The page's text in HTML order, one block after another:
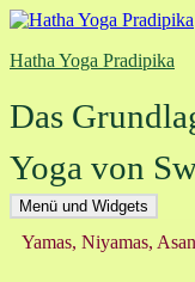
Zum
springen
Hatha Yoga Pradipika
Das
Yoga von
Menü und Widgets
Yamas, Niyamas,